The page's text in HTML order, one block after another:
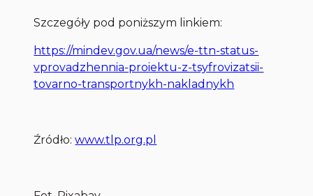
Szczegóły pod poniższym linkiem:
https://mindev.gov.ua/news/e-ttn-status-
vprovadzhennia-proiektu-z-tsyfrovizatsii-
tovarno-transportnykh-nakladnykh
Źródło:www.tlp.org.pl